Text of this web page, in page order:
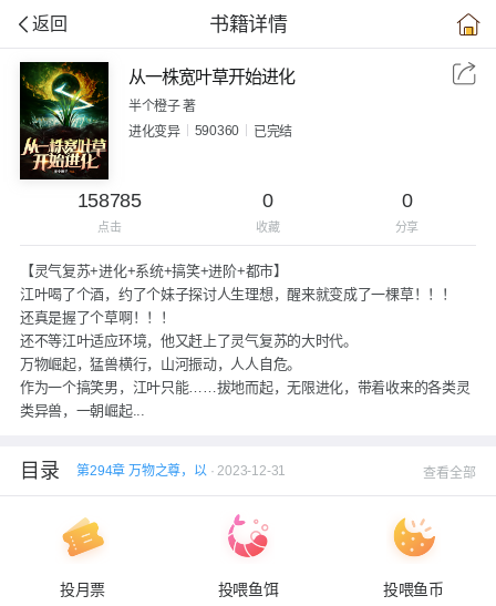
返回 书籍详情
从一株宽叶草开始进化
半个橙子 著
进化变异
590360 已完结
158785
点击
0
收藏
0
分享
【灵气复苏+进化+系统+搞笑+进阶+都市】
江叶喝了个酒，约了个妹子探讨人生理想，醒来就变成了一棵草！！！
还真是握了个草啊！！！
还不等江叶适应环境，他又赶上了灵气复苏的大时代。
万物崛起，猛兽横行，山河振动，人人自危。
作为一个搞笑男，江叶只能……拔地而起，无限进化，带着收来的各类灵
类异兽，一朝崛起...
目录 第294章 万物之尊，以· 2023-12-31 查看全部
投月票 投喂鱼饵 投喂鱼币